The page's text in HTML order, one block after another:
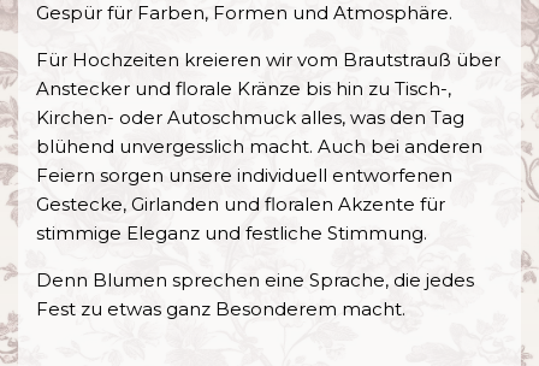
Gespür für Farben, Formen und Atmosphäre.
Für Hochzeiten kreieren wir vom Brautstrauß über
Anstecker und florale Kränze bis hin zu Tisch-,
Kirchen- oder Autoschmuck alles, was den Tag
blühend unvergesslich macht. Auch bei anderen
Feiern sorgen unsere individuell entworfenen
Gestecke, Girlanden und floralen Akzente für
stimmige Eleganz und festliche Stimmung.
Denn Blumen sprechen eine Sprache, die jedes
Fest zu etwas ganz Besonderem macht.